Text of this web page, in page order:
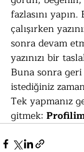
fazlasını
çalışırken
sonra devam
yazınızı bir
Buna sonra
istediğiniz
Tek yapmanız
gitmek: